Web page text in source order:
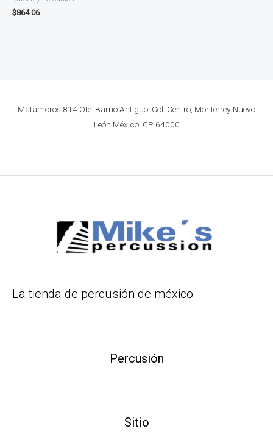
$864.06
Matamoros 814 Ote. Barrio Antiguo, Col. Centro, Monterrey Nuevo
León México. CP. 64000
La tienda de percusión de méxico
Percusión
Sitio